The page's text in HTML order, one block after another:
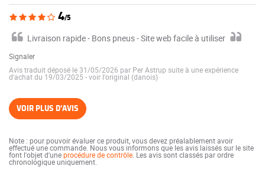
4/5
Livraison rapide - Bons pneus - Site web facile à utiliser
Signaler
Avis traduit déposé le 31/05/2026 par Per Astrup suite à une expérience
d'achat du 19/03/2025 -voir l'original (danois)
VOIR PLUS D'AVIS
Note : pour pouvoir évaluer ce produit, vous devez préalablement avoir
effectué une commande. Nous vous informons que les avis laissés sur le site
font l'objet d'uneprocédure de contrôle . Les avis sont classés par ordre
chronologique uniquement.